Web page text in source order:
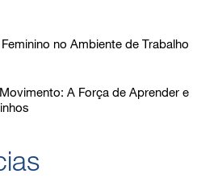
no Ambiente de Trabalho
A Força de Aprender e